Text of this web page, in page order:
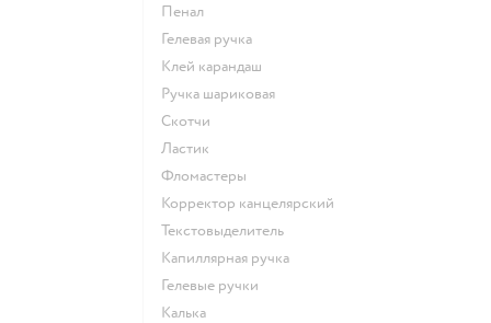
Пенал
Гелевая ручка
Клей карандаш
Ручка шариковая
Скотчи
Ластик
Фломастеры
Корректор канцелярский
Текстовыделитель
Капиллярная ручка
Гелевые ручки
Калька